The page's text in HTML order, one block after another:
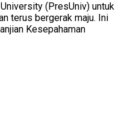
(PresUniv) untuk
terus bergerak maju. Ini
Kesepahaman